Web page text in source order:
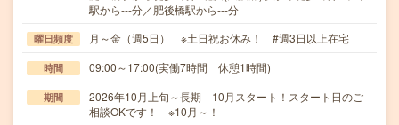
駅から---分／肥後橋駅から---分
曜日頻度 月～金（週5日） ※土日祝お休み！ #週3日以上在宅
時間 09:00～17:00(実働7時間 休憩1時間)
期間
2026年10月上旬～長期 10月スタート！スタート日のご
相談OKです！ ※10月～！